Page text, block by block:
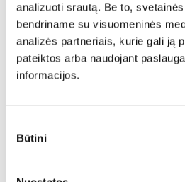
analizuoti srautą. Be to,
bendriname su visuomeninės
analizės partneriais, kurie gali ją
pateiktos arba naudojant
informacijos.
pasirinkimas
Būtini
Išmatavimai: A:90-100cm P:263cmG:170-
Miegamoji dalis:
128cm 205cm
Kaina galioja individualiems
užsakymams